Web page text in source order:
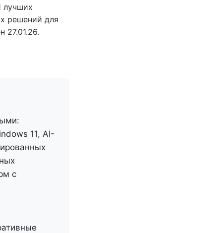
лучших
решений для
27.01.26.
11, AI-
с